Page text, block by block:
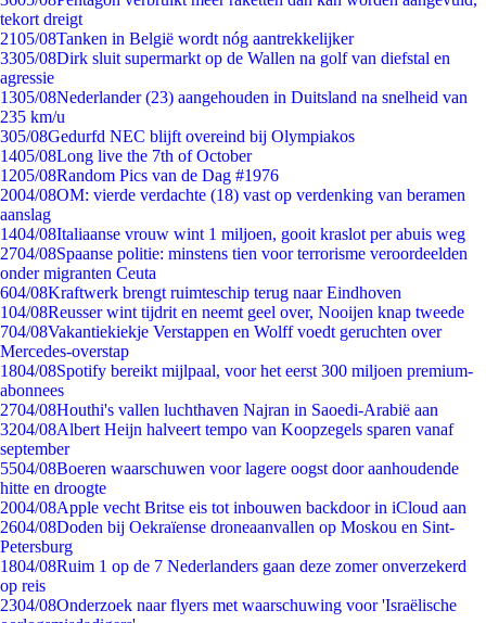
tekort dreigt
2105/08Tanken in België wordt nóg aantrekkelijker
3305/08Dirk sluit supermarkt op de Wallen na golf van diefstal en
agressie
1305/08Nederlander (23) aangehouden in Duitsland na snelheid van
235 km/u
305/08Gedurfd NEC blijft overeind bij Olympiakos
1405/08Long live the 7th of October
1205/08Random Pics van de Dag #1976
2004/08OM: vierde verdachte (18) vast op verdenking van beramen
aanslag
1404/08Italiaanse vrouw wint 1 miljoen, gooit kraslot per abuis weg
2704/08Spaanse politie: minstens tien voor terrorisme veroordeelden
onder migranten Ceuta
604/08Kraftwerk brengt ruimteschip terug naar Eindhoven
104/08Reusser wint tijdrit en neemt geel over, Nooijen knap tweede
704/08Vakantiekiekje Verstappen en Wolff voedt geruchten over
Mercedes-overstap
1804/08Spotify bereikt mijlpaal, voor het eerst 300 miljoen premium-
abonnees
2704/08Houthi's vallen luchthaven Najran in Saoedi-Arabië aan
3204/08Albert Heijn halveert tempo van Koopzegels sparen vanaf
september
5504/08Boeren waarschuwen voor lagere oogst door aanhoudende
hitte en droogte
2004/08Apple vecht Britse eis tot inbouwen backdoor in iCloud aan
2604/08Doden bij Oekraïense droneaanvallen op Moskou en Sint-
Petersburg
1804/08Ruim 1 op de 7 Nederlanders gaan deze zomer onverzekerd
op reis
2304/08Onderzoek naar flyers met waarschuwing voor 'Israëlische